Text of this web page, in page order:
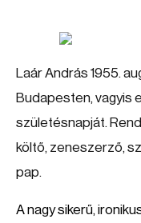
Laár András 1955.
Budapesten, vagyis
születésnapját.
költő, zeneszerző,
pap.
A nagy sikerű,